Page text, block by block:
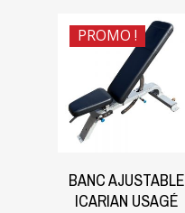
PROMO !
$950.00
470.00
BANC AJUSTABLE
ICARIAN USAGÉ